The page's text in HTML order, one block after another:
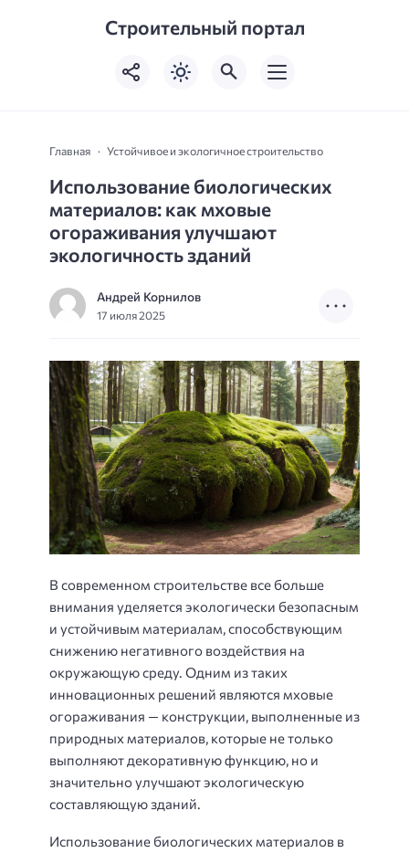
Строительный портал
Главная Устойчивое и экологичное строительство
Использование биологических
материалов: как мховые
огораживания улучшают
экологичность зданий
Андрей Корнилов
17 июля 2025
В современном строительстве все больше
внимания уделяется экологически безопасным
и устойчивым материалам, способствующим
снижению негативного воздействия на
окружающую среду. Одним из таких
инновационных решений являются мховые
огораживания — конструкции, выполненные из
природных материалов, которые не только
выполняют декоративную функцию, но и
значительно улучшают экологическую
составляющую зданий.
Использование биологических материалов в